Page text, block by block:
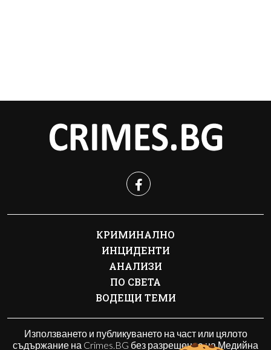
КРИМИНАЛНО
ИНЦИДЕНТИ
АНАЛИЗИ
ПО СВЕТА
ВОДЕЩИ ТЕМИ
Използването и публикуването на част или цялото
съдържание на Crimes.BG без разрешение на Медийна